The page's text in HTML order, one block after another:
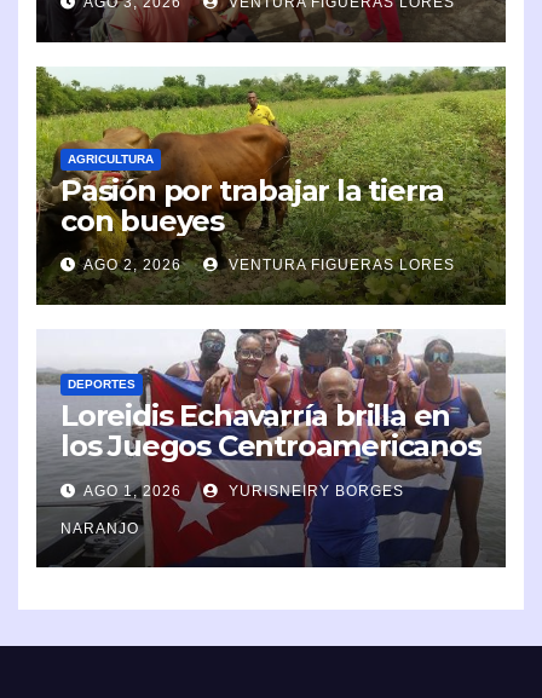
AGRICULTURA
Pasión por trabajar la tierra
con bueyes
AGO 2, 2026 VENTURA FIGUERAS LORES
DEPORTES
Loreidis Echavarría brilla en
los Juegos Centroamericanos
y del Caribe 2026
AGO 1, 2026 YURISNEIRY BORGES
NARANJO